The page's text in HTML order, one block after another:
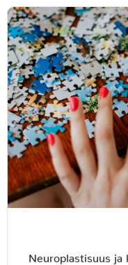
Neuroplastisuus ja